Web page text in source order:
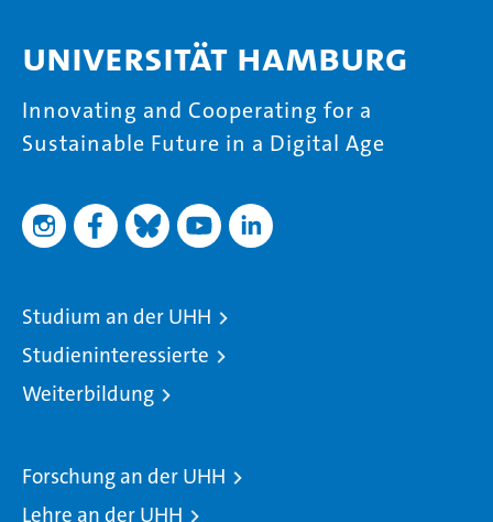
Universität Hamburg
Innovating and Cooperating for a
Sustainable Future in a Digital Age
Studium an der UHH
Studieninteressierte
Weiterbildung
Forschung an der UHH
Lehre an der UHH